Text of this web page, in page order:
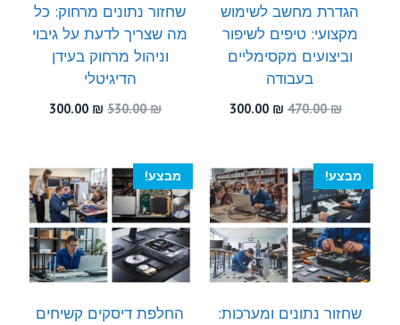
הגדרת מחשב לשימוש
מקצועי: טיפים לשיפור
וביצועים מקסימליים
בעבודה
470.00₪
המחיר
470.00 ₪.
300.00 ₪
300.00 ₪.
שחזור נתונים מרחוק: כל
מה שצריך לדעת על גיבוי
וניהול מרחוק בעידן
הדיגיטלי
530.00₪
המחיר
530.00 ₪.
300.00 ₪
המחיר
300.00 ₪.
מבצע!
שחזור נתונים ומערכות:
מבצע!
החלפת דיסקים קשיחים